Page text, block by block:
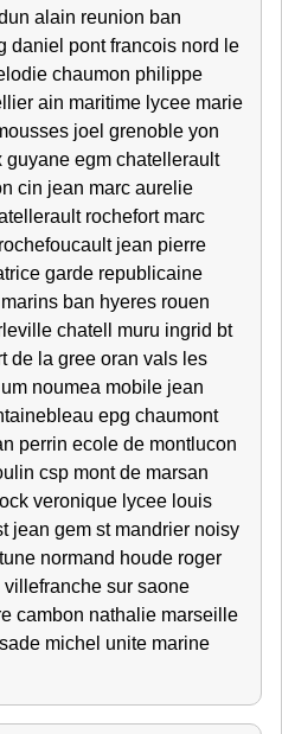
alain reunion ban
daniel pont francois nord le
chaumon philippe
ain maritime lycee marie
joel grenoble yon
guyane egm chatellerault
cin jean marc aurelie
rochefort marc
jean pierre
garde republicaine
ban hyeres rouen
chatell muru ingrid bt
de la gree oran vals les
noumea mobile jean
epg chaumont
perrin ecole de montlucon
csp mont de marsan
veronique lycee louis
jean gem st mandrier noisy
normand houde roger
sur saone
cambon nathalie marseille
michel unite marine